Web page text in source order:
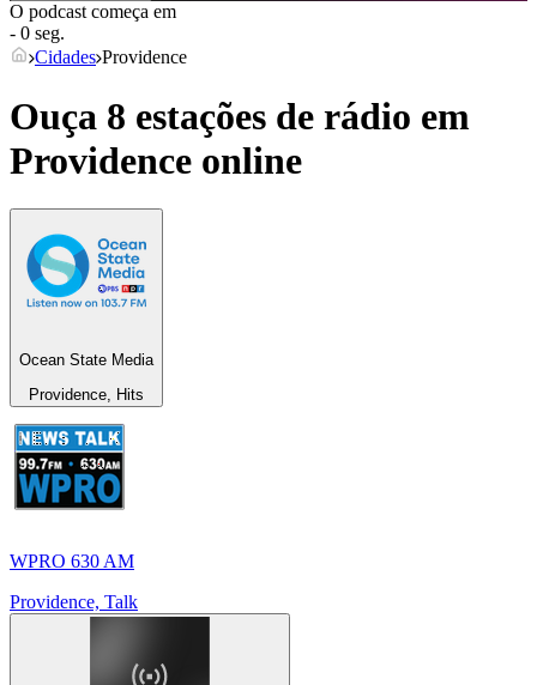
O podcast começa em
- 0 seg.
Cidades Providence
Ouça 8 estações de rádio em
Providence online
Ocean State Media
Providence, Hits
WPRO 630 AM
Providence, Talk